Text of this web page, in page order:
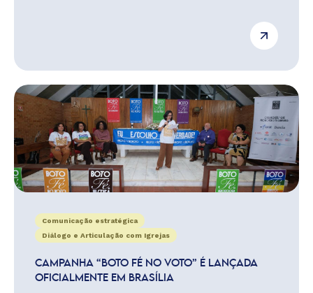
Comunicação estratégica
Diálogo e Articulação com Igrejas
CAMPANHA “BOTO FÉ NO VOTO” É LANÇADA
OFICIALMENTE EM BRASÍLIA